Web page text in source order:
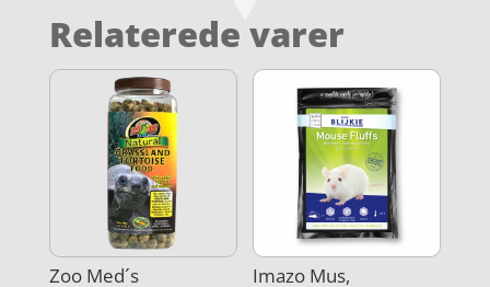
Relaterede varer
Zoo Med´s Imazo Mus,